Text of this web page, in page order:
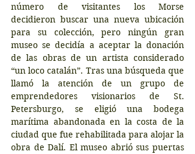
número de visitantes los Morse
decidieron buscar una nueva ubicación
para su colección, pero ningún gran
museo se decidía a aceptar la donación
de las obras de un artista considerado
“un loco catalán”. Tras una búsqueda que
llamó la atención de un grupo de
emprendedores visionarios de St.
Petersburgo, se eligió una bodega
marítima abandonada en la costa de la
ciudad que fue rehabilitada para alojar la
obra de Dalí. El museo abrió sus puertas